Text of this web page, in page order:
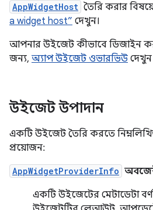
AppWidgetHost তৈরি করার
a widget host” দেখুন।
আপনার উইজেট কীভাবে ডিজাইন
জন্য, অ্যাপ উইজেট ওভারভিউ
উইজেট উপাদান
একটি উইজেট তৈরি করতে
প্রয়োজন:
AppWidgetProviderInfo
একটি উইজেটের মেটাডেটা